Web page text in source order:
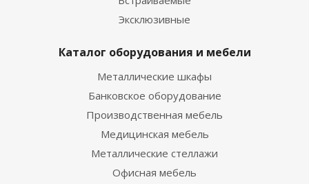
Эксклюзивные
Каталог оборудования и мебели
Металлические шкафы
Банковское оборудование
Производственная мебель
Медицинская мебель
Металлические стеллажи
Офисная мебель